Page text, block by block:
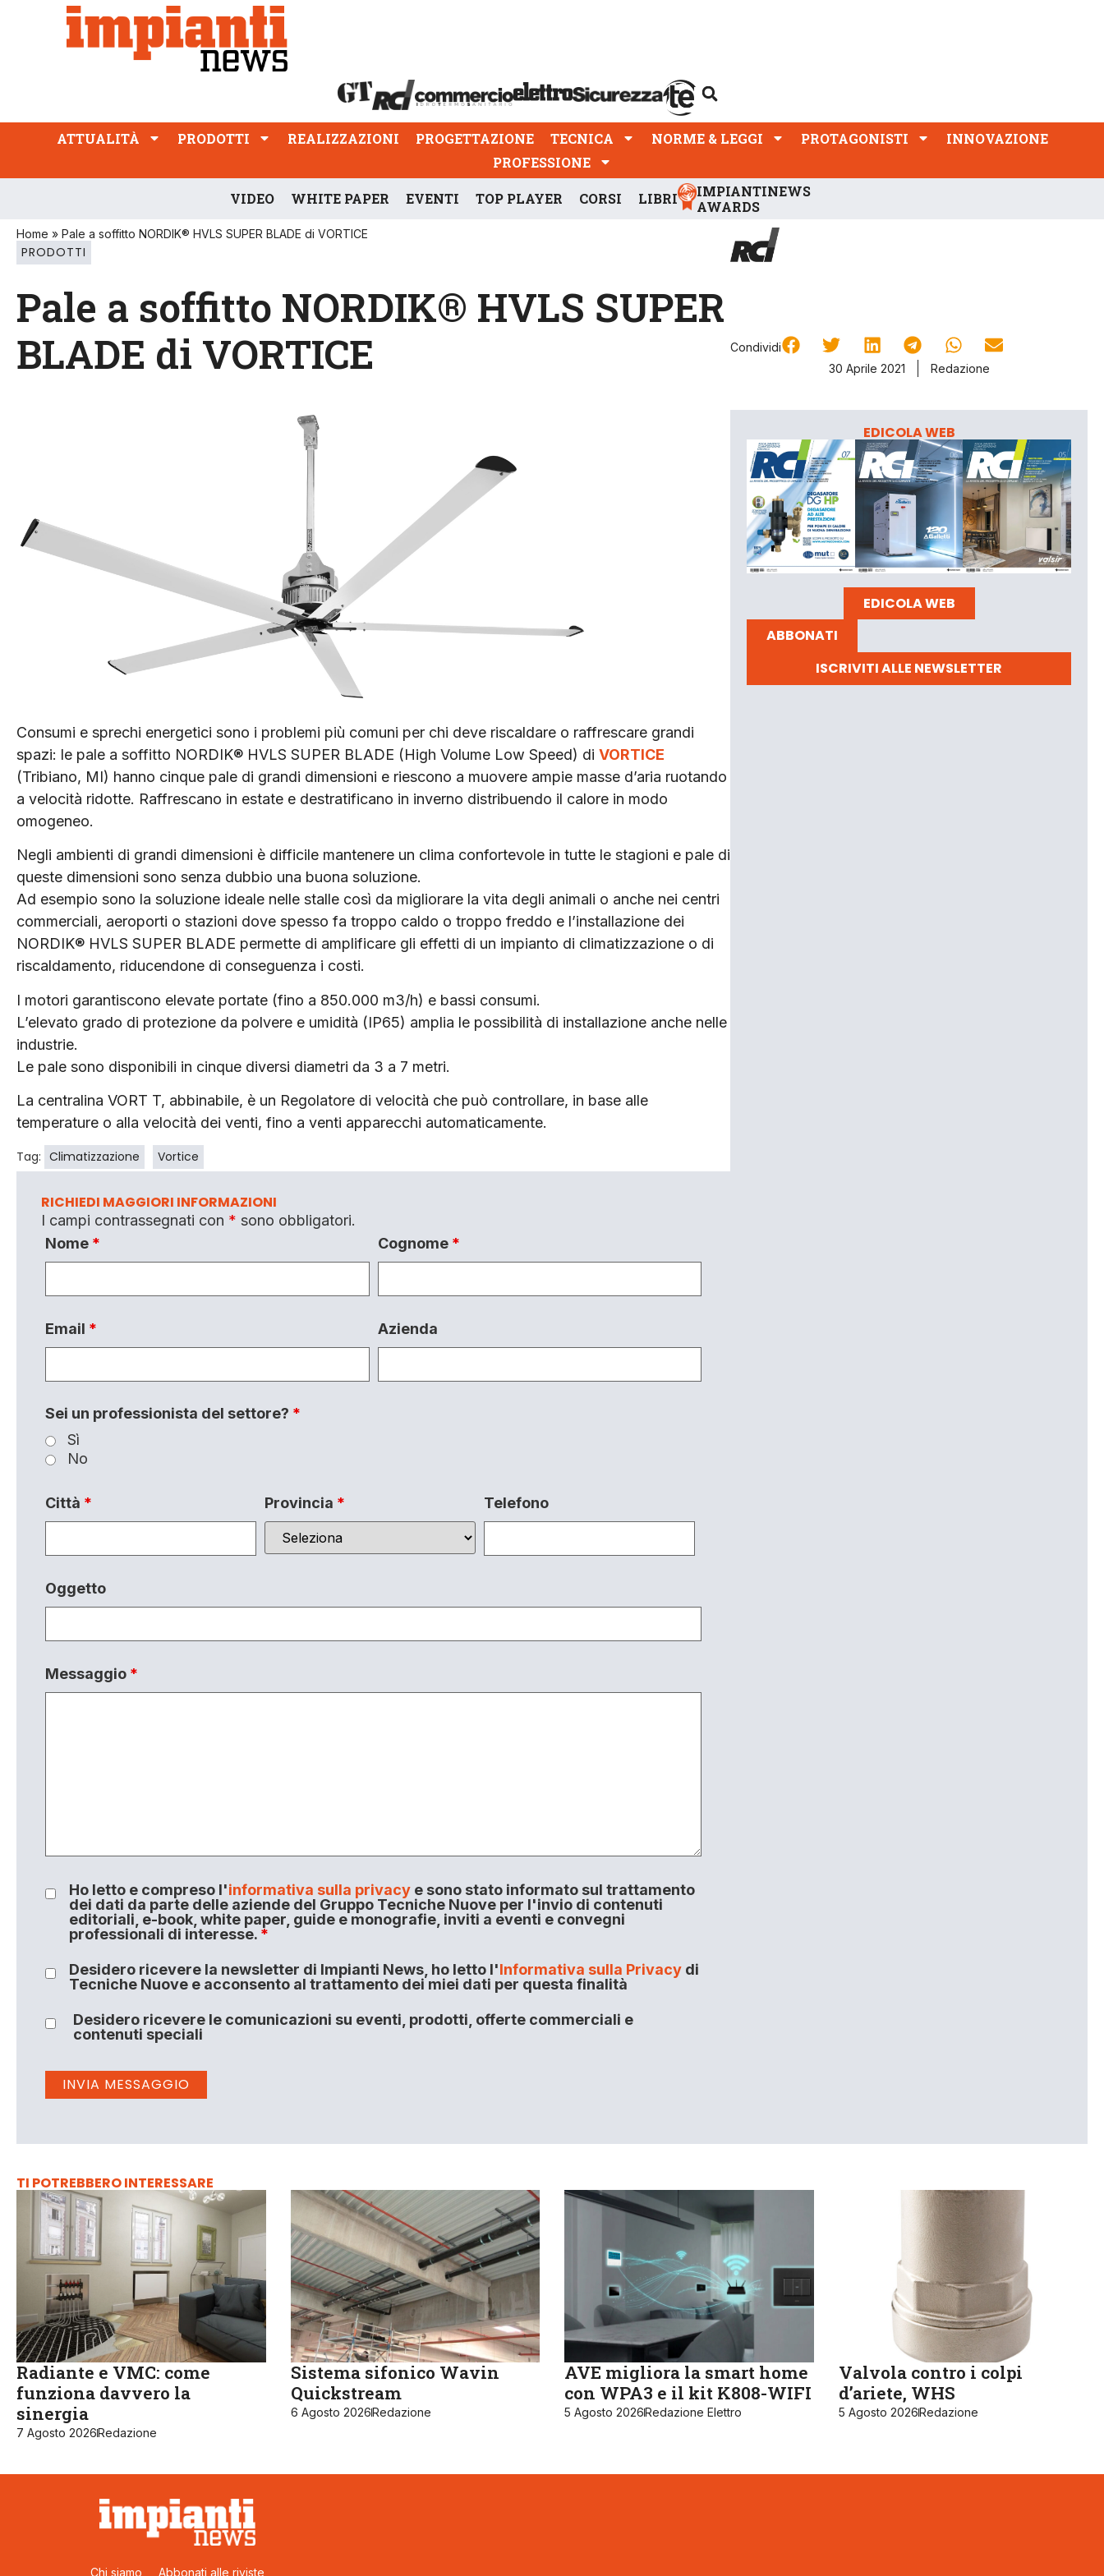
ATTUALITÀ PRODOTTI REALIZZAZIONI
PROFESSIONE
ATTUALITÀ PRODOTTI REALIZZAZIONI PROGETTAZIONE TECNICA NORME & LEGGI PROTAGONISTI
INNOVAZIONE
PROFESSIONE
VIDEO WHITE PAPER EVENTI TOP PLAYER CORSI LIBRI
IMPIANTINEWS
AWARDS
Home » Pale a soffitto NORDIK® HVLS SUPER BLADE di VORTICE
PRODOTTI
Pale a soffitto NORDIK® HVLS SUPER
BLADE di VORTICE
Condividi
30 Aprile 2021
Redazione
Consumi e sprechi energetici sono i problemi più comuni per chi deve riscaldare o raffrescare grandi
spazi: le pale a soffitto NORDIK® HVLS SUPER BLADE (High Volume Low Speed) di VORTICE
(Tribiano, MI) hanno cinque pale di grandi dimensioni e riescono a muovere ampie masse d’aria ruotando
a velocità ridotte. Raffrescano in estate e destratificano in inverno distribuendo il calore in modo
omogeneo.
Negli ambienti di grandi dimensioni è difficile mantenere un clima confortevole in tutte le stagioni e pale di
queste dimensioni sono senza dubbio una buona soluzione.
Ad esempio sono la soluzione ideale nelle stalle così da migliorare la vita degli animali o anche nei centri
commerciali, aeroporti o stazioni dove spesso fa troppo caldo o troppo freddo e l’installazione dei
NORDIK® HVLS SUPER BLADE permette di amplificare gli effetti di un impianto di climatizzazione o di
riscaldamento, riducendone di conseguenza i costi.
I motori garantiscono elevate portate (fino a 850.000 m3/h) e bassi consumi.
L’elevato grado di protezione da polvere e umidità (IP65) amplia le possibilità di installazione anche nelle
industrie.
Le pale sono disponibili in cinque diversi diametri da 3 a 7 metri.
La centralina VORT T, abbinabile, è un Regolatore di velocità che può controllare, in base alle
temperature o alla velocità dei venti, fino a venti apparecchi automaticamente.
Tag: Climatizzazione Vortice
RICHIEDI MAGGIORI INFORMAZIONI
I campi contrassegnati con * sono obbligatori.
Nome * Cognome *
Email * Azienda
Sei un professionista del settore? *
Sì
No
Città * Provincia * Telefono
Oggetto
Messaggio *
Ho letto e compreso l'informativa sulla privacye sono stato informato sul trattamento
dei dati da parte delle aziende del Gruppo Tecniche Nuove per l'invio di contenuti
editoriali, e-book, white paper, guide e monografie, inviti a eventi e convegni
professionali di interesse. *
Desidero ricevere la newsletter di Impianti News, ho letto l'Informativa sulla Privacydi
Tecniche Nuove e acconsento al trattamento dei miei dati per questa finalità
Desidero ricevere le comunicazioni su eventi, prodotti, offerte commerciali e
contenuti speciali
EDICOLA WEB
EDICOLA WEB
ABBONATI
ISCRIVITI ALLE NEWSLETTER
TI POTREBBERO INTERESSARE
Radiante e VMC: come
funziona davvero la
sinergia
7 Agosto 2026Redazione
Sistema sifonico Wavin
Quickstream
6 Agosto 2026Redazione
AVE migliora la smart home
con WPA3 e il kit K808-WIFI
5 Agosto 2026Redazione Elettro
Valvola contro i colpi
d’ariete, WHS
5 Agosto 2026Redazione
Chi siamo Abbonati alle riviste